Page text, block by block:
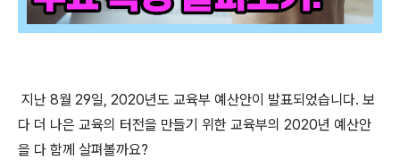
지 난 8월 29일, 2020년도 교육부 예산안이 발표되었습니다. 보
다 더 나은 교육의 터전을 만들기 위한 교육부의 2020년 예산안
을 다 함께 살펴볼까요?